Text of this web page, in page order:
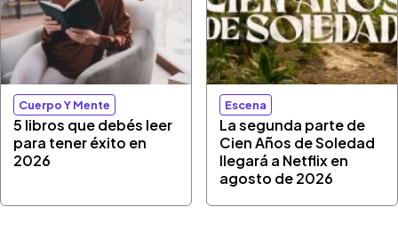
Cuerpo Y Mente
5 libros que debés leer
para tener éxito en
2026
Escena
La segunda parte de
Cien Años de Soledad
llegará a Netflix en
agosto de 2026